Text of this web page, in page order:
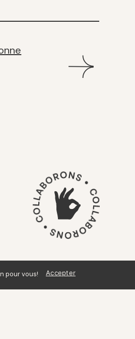
pour vous! Accepter